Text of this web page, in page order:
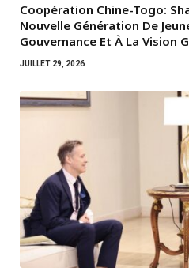
Coopération Chine-Togo:
Nouvelle Génération De
Gouvernance Et À La Vision
JUILLET 29, 2026